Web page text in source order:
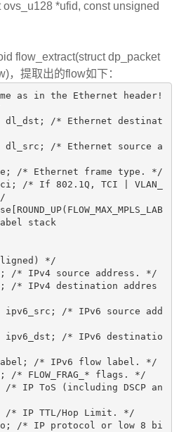
*ufid, const unsigned
flow_extract(struct dp_packet
，提取出的flow如下：
as in the Ethernet header!
/* Ethernet frame type. */
stack
*/
/* IPv4 source address. */
/* IPv6 flow label. */
/* FLOW_FRAG_* flags. */
/* IP TTL/Hop Limit. */